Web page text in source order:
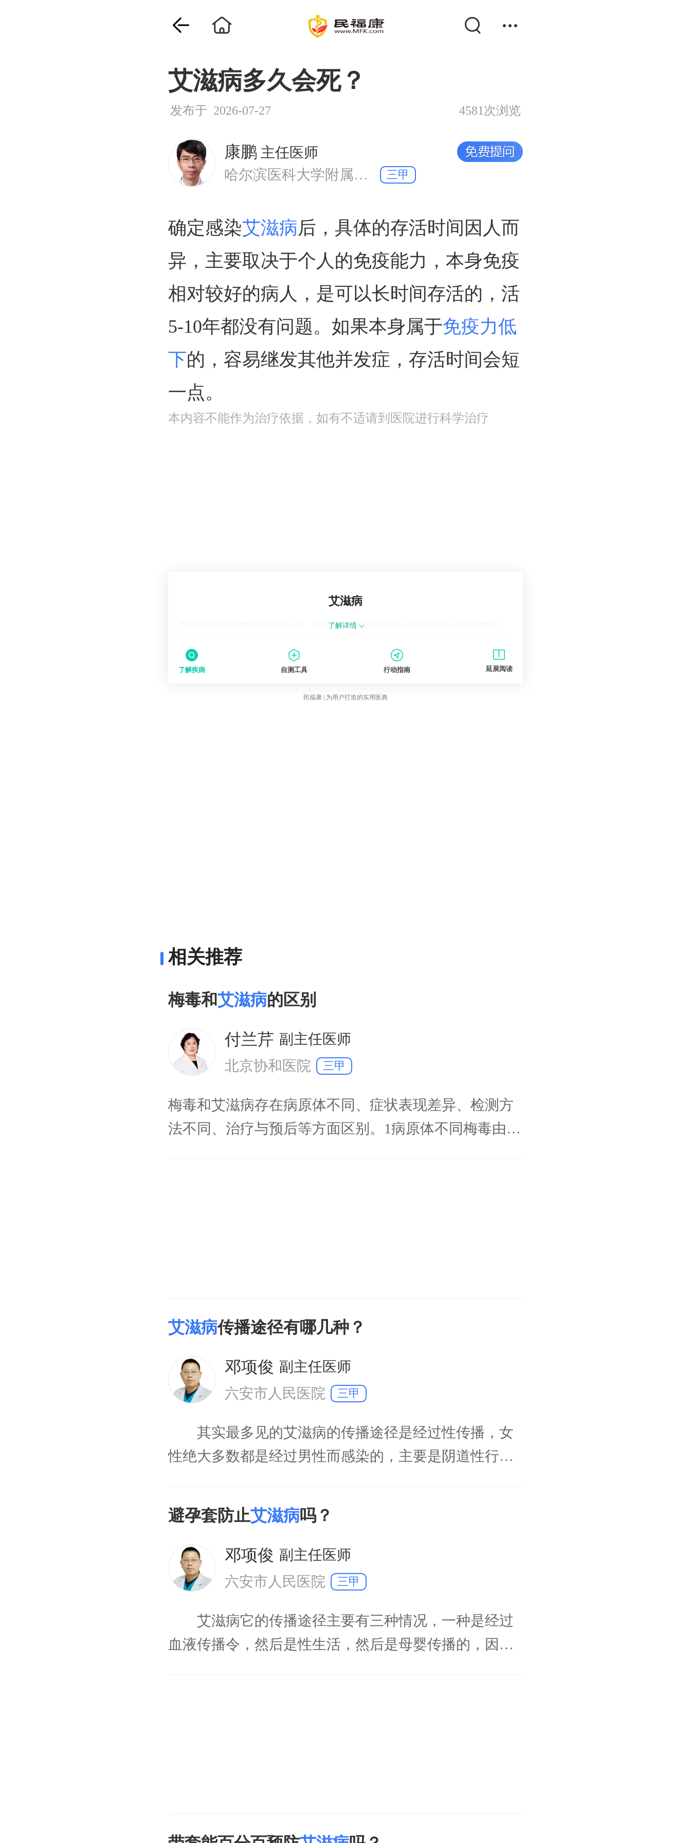
艾滋病多久会死？
发布于 2026-07-27 4581次浏览
康鹏 主任医师
哈尔滨医科大学附属第二医院 感染科
三甲
确定感染艾滋病后，具体的存活时间因人而
异，主要取决于个人的免疫能力，本身免疫
相对较好的病人，是可以长时间存活的，活
5-10年都没有问题。如果本身属于免疫力低
下的，容易继发其他并发症，存活时间会短
一点。
本内容不能作为治疗依据，如有不适请到医院进行科学治疗
艾滋病
艾滋病又称为获得性免疫缺陷综合征，是由人类免疫缺陷病毒(HIV)感染引起的一种全身性疾病。
了解详情
了解疾病 自测工具 行动指南 延展阅读
民福康 | 为用户打造的实用医典
相关推荐
梅毒和艾滋病的区别
付兰芹 副主任医师
北京协和医院
三甲
梅毒和艾滋病存在病原体不同、症状表现差异、检测方
法不同、治疗与预后等方面区别。1病原体不同梅毒由苍
艾滋病传播途径有哪几种？
邓项俊 副主任医师
六安市人民医院
三甲
其实最多见的艾滋病的传播途径是经过性传播，女
性绝大多数都是经过男性而感染的，主要是阴道性行为
统计，百分之七八十以上都是经过男性同性性行为而感
染，男同的风险是很大的。除了性行为，其他的可以在
不正规的机构进行有创的操作，比如静脉吸毒，比如纹
身就有可能会
避孕套防止艾滋病吗？
邓项俊 副主任医师
六安市人民医院
三甲
艾滋病它的传播途径主要有三种情况，一种是经过
血液传播令，然后是性生活，然后是母婴传播的，因此